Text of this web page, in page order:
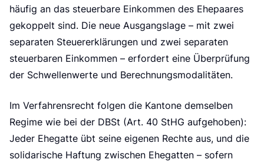
häufig an das steuerbare Einkommen des Ehepaares
gekoppelt sind. Die neue Ausgangslage – mit zwei
separaten Steuererklärungen und zwei separaten
steuerbaren Einkommen – erfordert eine Überprüfung
der Schwellenwerte und Berechnungsmodalitäten.
Im Verfahrensrecht folgen die Kantone demselben
Regime wie bei der DBSt (Art. 40 StHG aufgehoben):
Jeder Ehegatte übt seine eigenen Rechte aus, und die
solidarische Haftung zwischen Ehegatten – sofern